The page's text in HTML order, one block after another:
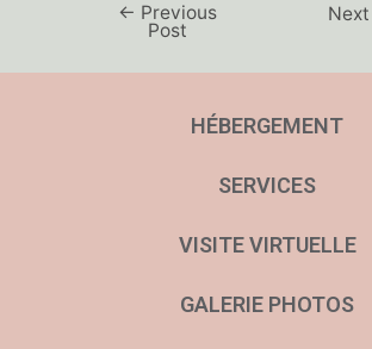
← Previous
Post
HÉBERGEMENT
SERVICES
VISITE VIRTUELLE
GALERIE PHOTOS